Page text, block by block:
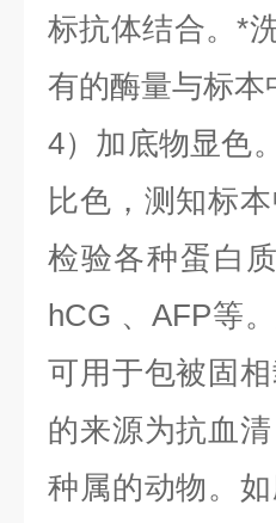
标抗体结合。*
有的酶量与标
4）加底物显色
比色，测知标
检验各种蛋白
hCG 、AFP等
可用于包被固
的来源为抗血
种属的动物。